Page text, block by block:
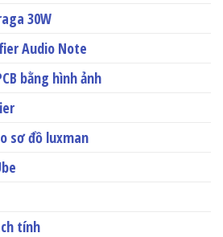
30W
Audio Note
bằng hình ảnh
sơ đồ luxman
tính